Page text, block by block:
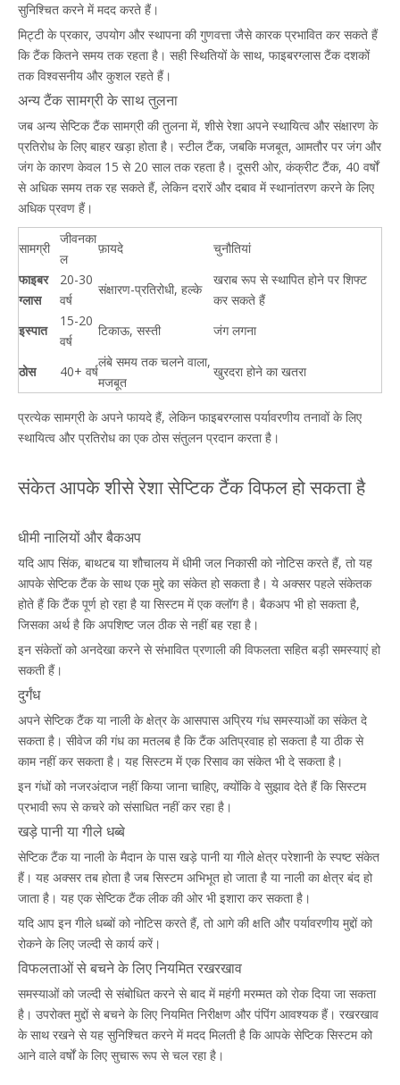
सुनिश्चित करने में मदद करते हैं।
मिट्टी के प्रकार, उपयोग और स्थापना की गुणवत्ता जैसे कारक प्रभावित कर सकते हैं
कि टैंक कितने समय तक रहता है। सही स्थितियों के साथ, फाइबरग्लास टैंक दशकों
तक विश्वसनीय और कुशल रहते हैं।
अन्य टैंक सामग्री के साथ तुलना
जब अन्य सेप्टिक टैंक सामग्री की तुलना में, शीसे रेशा अपने स्थायित्व और संक्षारण के
प्रतिरोध के लिए बाहर खड़ा होता है। स्टील टैंक, जबकि मजबूत, आमतौर पर जंग और
जंग के कारण केवल 15 से 20 साल तक रहता है। दूसरी ओर, कंक्रीट टैंक, 40 वर्षों
से अधिक समय तक रह सकते हैं, लेकिन दरारें और दबाव में स्थानांतरण करने के लिए
अधिक प्रवण हैं।
सामग्री
जीवनका
ल
फ़ायदे
चुनौतियां
फाइबर
ग्लास
20-30
वर्ष
संक्षारण-प्रतिरोधी, हल्के
खराब रूप से स्थापित होने पर शिफ्ट
कर सकते हैं
इस्पात
15-20
वर्ष
टिकाऊ, सस्ती जंग लगना
ठोस 40+ वर्ष
लंबे समय तक चलने वाला,
मजबूत
खुरदरा होने का खतरा
प्रत्येक सामग्री के अपने फायदे हैं, लेकिन फाइबरग्लास पर्यावरणीय तनावों के लिए
स्थायित्व और प्रतिरोध का एक ठोस संतुलन प्रदान करता है।
संकेत आपके शीसे रेशा सेप्टिक टैंक विफल हो सकता है
धीमी नालियों और बैकअप
यदि आप सिंक, बाथटब या शौचालय में धीमी जल निकासी को नोटिस करते हैं, तो यह
आपके सेप्टिक टैंक के साथ एक मुद्दे का संकेत हो सकता है। ये अक्सर पहले संकेतक
होते हैं कि टैंक पूर्ण हो रहा है या सिस्टम में एक क्लॉग है। बैकअप भी हो सकता है,
जिसका अर्थ है कि अपशिष्ट जल ठीक से नहीं बह रहा है।
इन संकेतों को अनदेखा करने से संभावित प्रणाली की विफलता सहित बड़ी समस्याएं हो
सकती हैं।
दुर्गंध
अपने सेप्टिक टैंक या नाली के क्षेत्र के आसपास अप्रिय गंध समस्याओं का संकेत दे
सकता है। सीवेज की गंध का मतलब है कि टैंक अतिप्रवाह हो सकता है या ठीक से
काम नहीं कर सकता है। यह सिस्टम में एक रिसाव का संकेत भी दे सकता है।
इन गंधों को नजरअंदाज नहीं किया जाना चाहिए, क्योंकि वे सुझाव देते हैं कि सिस्टम
प्रभावी रूप से कचरे को संसाधित नहीं कर रहा है।
खड़े पानी या गीले धब्बे
सेप्टिक टैंक या नाली के मैदान के पास खड़े पानी या गीले क्षेत्र परेशानी के स्पष्ट संकेत
हैं। यह अक्सर तब होता है जब सिस्टम अभिभूत हो जाता है या नाली का क्षेत्र बंद हो
जाता है। यह एक सेप्टिक टैंक लीक की ओर भी इशारा कर सकता है।
यदि आप इन गीले धब्बों को नोटिस करते हैं, तो आगे की क्षति और पर्यावरणीय मुद्दों को
रोकने के लिए जल्दी से कार्य करें।
विफलताओं से बचने के लिए नियमित रखरखाव
समस्याओं को जल्दी से संबोधित करने से बाद में महंगी मरम्मत को रोक दिया जा सकता
है। उपरोक्त मुद्दों से बचने के लिए नियमित निरीक्षण और पंपिंग आवश्यक हैं। रखरखाव
के साथ रखने से यह सुनिश्चित करने में मदद मिलती है कि आपके सेप्टिक सिस्टम को
आने वाले वर्षों के लिए सुचारू रूप से चल रहा है।